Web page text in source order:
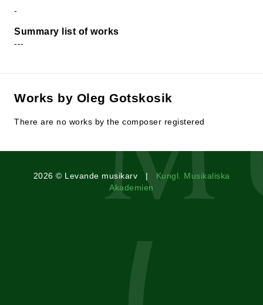
-
Summary list of works
---
Works by Oleg Gotskosik
There are no works by the composer registered
2026 © Levande musikarv | Kungl. Musikaliska
Akademien